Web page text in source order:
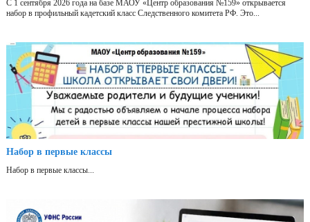
С 1 сентября 2026 года на базе МАОУ «Центр образования №159» открывается
набор в профильный кадетский класс Следственного комитета РФ. Это...
Набор в первые классы
Набор в первые классы...